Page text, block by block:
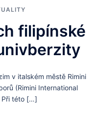
filipínské
v italském městě Rimini
(Rimini International
Při této […]